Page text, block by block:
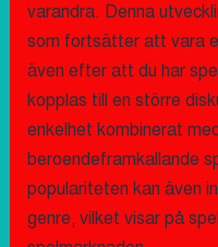
varandra. Denna
som fortsätter att vara
även efter att du har
kopplas till en större
enkelhet kombinerat
beroendeframkallande
populariteten kan även
genre, vilket visar på